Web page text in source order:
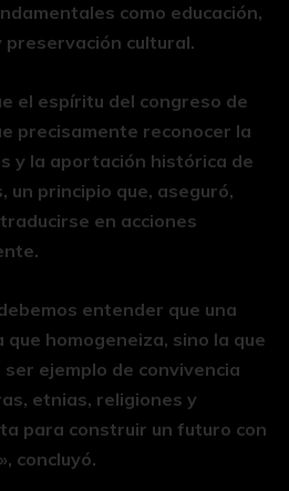
como educación,
preservación cultural.
el espíritu del congreso de
precisamente reconocer la
y la aportación histórica de
un principio que, aseguró,
en acciones
entender que una
homogeneiza, sino la que
ejemplo de convivencia
etnias, religiones y
para construir un futuro con
concluyó.